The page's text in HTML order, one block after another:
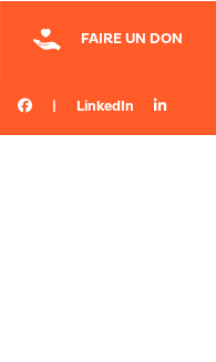
FAIRE UN DON
LinkedIn